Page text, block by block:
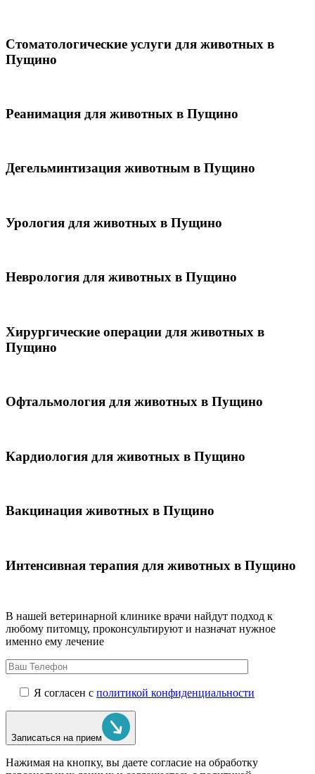
Стоматологические услуги для животных в
Пущино
Реанимация для животных в Пущино
Дегельминтизация животным в Пущино
Урология для животных в Пущино
Неврология для животных в Пущино
Хирургические операции для животных в
Пущино
Офтальмология для животных в Пущино
Кардиология для животных в Пущино
Вакцинация животных в Пущино
Интенсивная терапия для животных в Пущино
В нашей ветеринарной клинике врачи найдут подход к
любому питомцу, проконсультируют и назначат нужное
именно ему лечение
Я согласен с политикой конфиденциальности
Записаться на прием
Нажимая на кнопку, вы даете согласие на обработку